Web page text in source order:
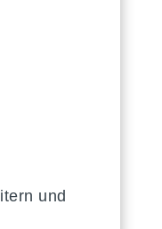
und